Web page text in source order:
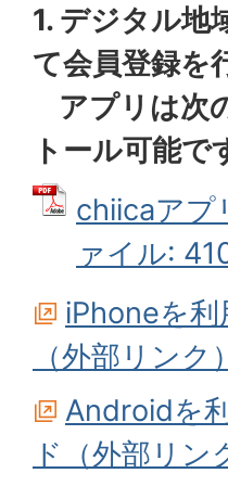
1. デジタル
て会員登録を
アプリは次
トール可能で
chiicaアプ
ァイル:
iPhoneを
（外部リンク）
Androidを
ド（外部リン